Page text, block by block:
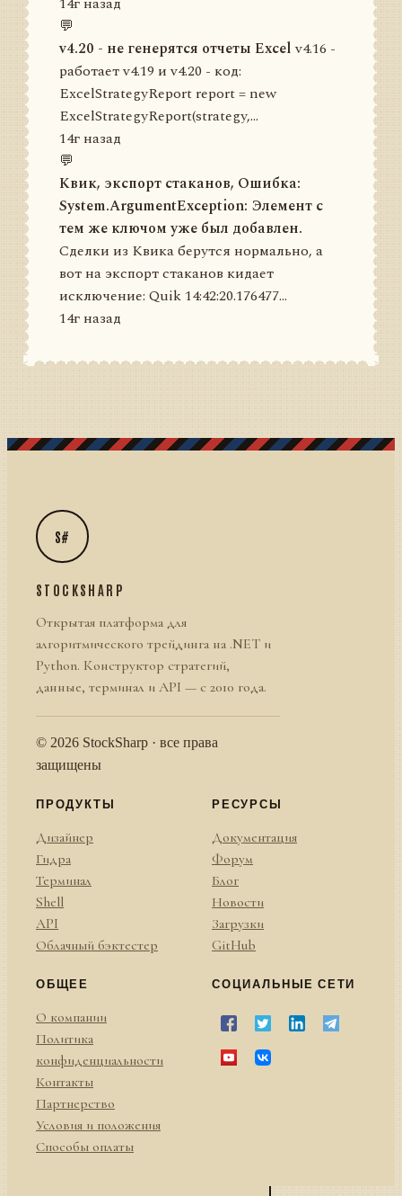
💬
v4.20 - не генерятся отчеты Excelv4.16 -
работает v4.19 и v4.20 - код:
ExcelStrategyReport report = new
ExcelStrategyReport(strategy,...
14г назад
💬
Квик, экспорт стаканов, Ошибка:
System.ArgumentException: Элемент с
тем же ключом уже был добавлен.
Сделки из Квика берутся нормально, а
вот на экспорт стаканов кидает
исключение: Quik 14:42:20.176477...
14г назад
S#
STOCKSHARP
Открытая платформа для
алгоритмического трейдинга на .NET и
Python. Конструктор стратегий,
данные, терминал и API — с 2010 года.
© 2026 StockSharp · все права
защищены
ПРОДУКТЫ
Дизайнер
Гидра
Терминал
Shell
API
Облачный бэктестер
РЕСУРСЫ
Документация
Форум
Блог
Новости
Загрузки
GitHub
ОБЩЕЕ
О компании
Политика
конфиденциальности
Контакты
Партнерство
Условия и положения
Способы оплаты
СОЦИАЛЬНЫЕ СЕТИ